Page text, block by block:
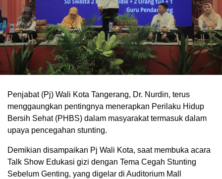
Penjabat (Pj) Wali Kota Tangerang, Dr. Nurdin, terus
menggaungkan pentingnya menerapkan Perilaku Hidup
Bersih Sehat (PHBS) dalam masyarakat termasuk dalam
upaya pencegahan stunting.
Demikian disampaikan Pj Wali Kota, saat membuka acara
Talk Show Edukasi gizi dengan Tema Cegah Stunting
Sebelum Genting, yang digelar di Auditorium Mall